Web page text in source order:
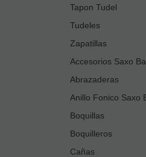
Tapon Tudel
Tudeles
Zapatillas
Accesorios Saxo
Abrazaderas
Anillo Fonico Saxo
Boquillas
Boquilleros
Cañas